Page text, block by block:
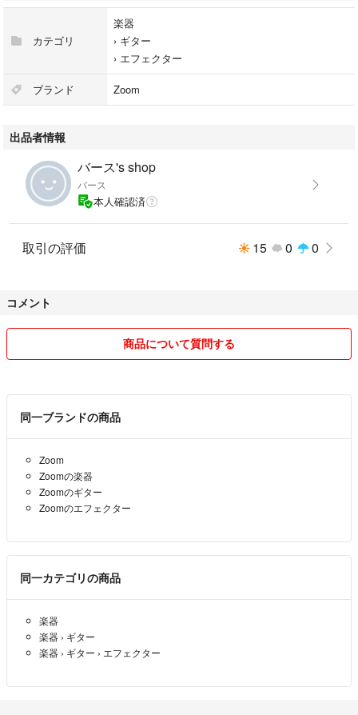
カテゴリ
楽器
› ギター
› エフェクター
ブランド Zoom
出品者情報
バース's shop
バース
本人確認済
取引の評価 15 0 0
コメント
商品について質問する
同一ブランドの商品
Zoom
Zoomの楽器
Zoomのギター
Zoomのエフェクター
同一カテゴリの商品
楽器
楽器 › ギター
楽器 › ギター › エフェクター